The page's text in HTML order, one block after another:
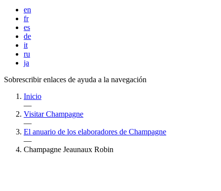
en
fr
es
de
it
ru
ja
Sobrescribir enlaces de ayuda a la navegación
Inicio
—
Visitar Champagne
—
El anuario de los elaboradores de Champagne
—
Champagne Jeaunaux Robin